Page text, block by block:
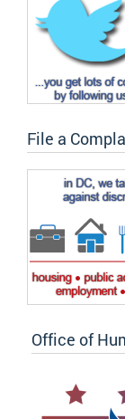
File a
Office of